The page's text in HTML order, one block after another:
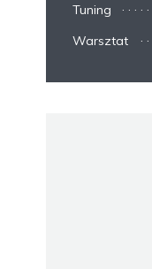
Tuning
Warsztat